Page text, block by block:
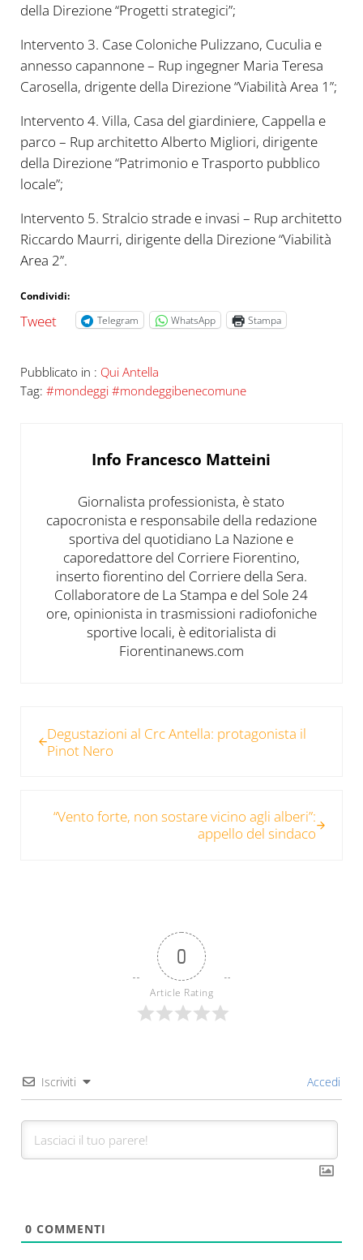
della Direzione “Progetti strategici”;
Intervento 3. Case Coloniche Pulizzano, Cuculia e
annesso capannone – Rup ingegner Maria Teresa
Carosella, drigente della Direzione “Viabilità Area 1”;
Intervento 4. Villa, Casa del giardiniere, Cappella e
parco – Rup architetto Alberto Migliori, dirigente
della Direzione “Patrimonio e Trasporto pubblico
locale”;
Intervento 5. Stralcio strade e invasi – Rup architetto
Riccardo Maurri, dirigente della Direzione “Viabilità
Area 2”.
Condividi:
Tweet Telegram WhatsApp Stampa
Pubblicato in : Qui Antella
Tag: #mondeggi #mondeggibenecomune
Info Francesco Matteini
Giornalista professionista, è stato
capocronista e responsabile della redazione
sportiva del quotidiano La Nazione e
caporedattore del Corriere Fiorentino,
inserto fiorentino del Corriere della Sera.
Collaboratore de La Stampa e del Sole 24
ore, opinionista in trasmissioni radiofoniche
sportive locali, è editorialista di
Fiorentinanews.com
Degustazioni al Crc Antella: protagonista il
Pinot Nero
“Vento forte, non sostare vicino agli alberi”:
appello del sindaco
0
Article Rating
Iscriviti Accedi
0 COMMENTI